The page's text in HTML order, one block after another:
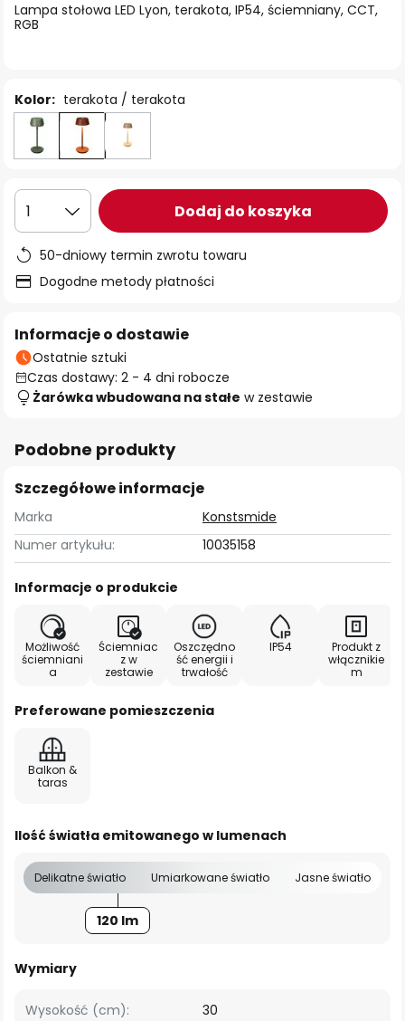
Lampa stołowa LED Lyon, terakota, IP54, ściemniany, CCT,
RGB
Kolor: terakota / terakota
1 Dodaj do koszyka
50-dniowy termin zwrotu towaru
Dogodne metody płatności
Informacje o dostawie
Ostatnie sztuki
Czas dostawy: 2 - 4 dni robocze
Żarówka wbudowana na stałe w zestawie
Podobne produkty
Szczegółowe informacje
Marka
Konstsmide
Numer artykułu:
10035158
Informacje o produkcie
Możliwość
ściemniani
a
Ściemniac
z w
zestawie
Oszczędno
ść energii i
trwałość
IP54
Produkt z
włącznikie
m
Preferowane pomieszczenia
Balkon &
taras
Ilość światła emitowanego w lumenach
Delikatne światło Umiarkowane światło Jasne światło
120 lm
Wymiary
Wysokość (cm):
30